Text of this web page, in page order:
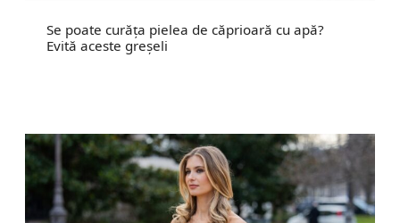
Se poate curăța pielea de căprioară cu apă?
Evită aceste greșeli